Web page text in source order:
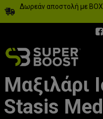
Δωρεάν αποστολή με
Μαξιλάρι
Stasis